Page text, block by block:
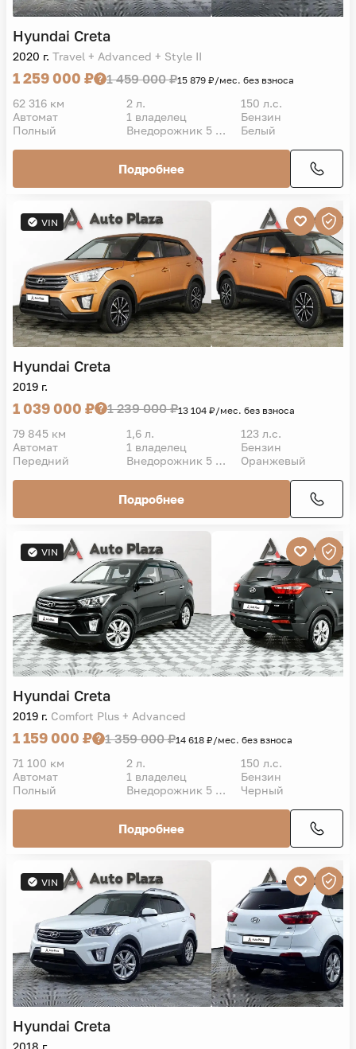
Hyundai Creta
2020 г. Travel + Advanced + Style II
1 259 000 ₽ 1 459 000 ₽15 879 ₽/мес. без взноса
62 316 км 2 л.
150 л.с.
Автомат
1 владелец
Бензин
Полный
Внедорожник 5 дв. Белый
Подробнее
VIN
Hyundai Creta
2019 г.
1 039 000 ₽ 1 239 000 ₽13 104 ₽/мес. без взноса
79 845 км 1,6 л.
123 л.с.
Автомат
1 владелец
Бензин
Передний
Внедорожник 5 дв. Оранжевый
Подробнее
VIN
Hyundai Creta
2019 г. Comfort Plus + Advanced
1 159 000 ₽ 1 359 000 ₽14 618 ₽/мес. без взноса
71 100 км 2 л.
150 л.с.
Автомат
1 владелец
Бензин
Полный
Внедорожник 5 дв. Черный
Подробнее
VIN
Hyundai Creta
2018 г.